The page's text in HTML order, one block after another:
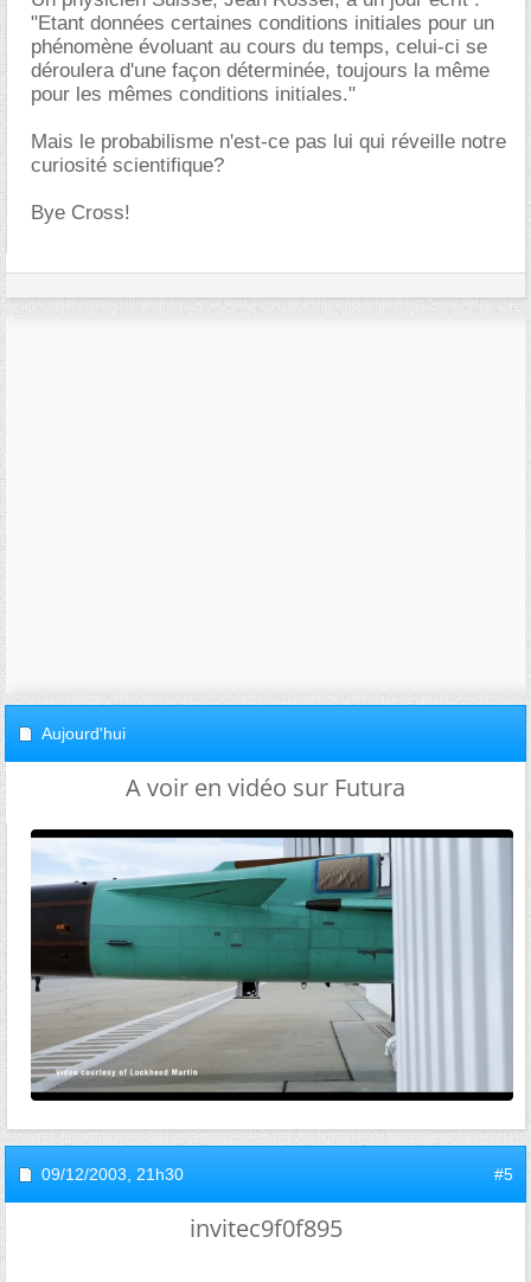
"Etant données certaines conditions initiales pour un
phénomène évoluant au cours du temps, celui-ci se
déroulera d'une façon déterminée, toujours la même
pour les mêmes conditions initiales."
Mais le probabilisme n'est-ce pas lui qui réveille notre
curiosité scientifique?
Bye Cross!
Aujourd'hui
A voir en vidéo sur Futura
09/12/2003, 21h30 #5
invitec9f0f895